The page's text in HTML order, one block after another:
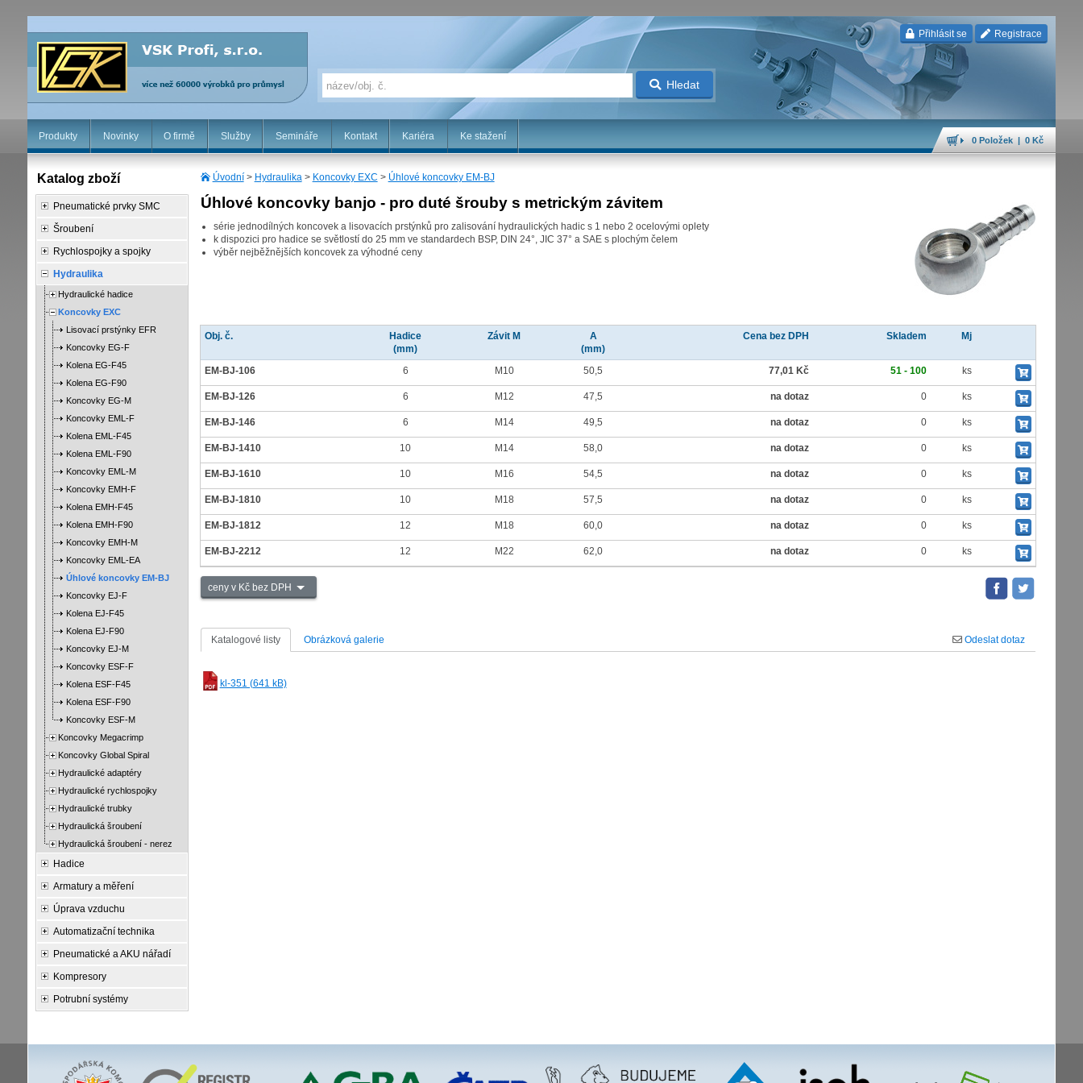
Přihlásit se Registrace
Hledat
Produkty Novinky O firmě Služby Semináře Kontakt Kariéra Ke stažení 0 Položek | 0 Kč
Úvodní> Hydraulika> Koncovky EXC > Úhlové koncovky EM-BJ
Úhlové koncovky banjo - pro duté šrouby s metrickým závitem
série jednodílných koncovek a lisovacích prstýnků pro zalisování hydraulických hadic s 1 nebo 2 ocelovými oplety
k dispozici pro hadice se světlostí do 25 mm ve standardech BSP, DIN 24°, JIC 37° a SAE s plochým čelem
výběr nejběžnějších koncovek za výhodné ceny
Obj. č.
Hadice
(mm)
Závit M
A
(mm)
Cena bez DPH Skladem Mj
EM-BJ-106 6 M10 50,5 77,01 Kč 51 - 100 ks
EM-BJ-126 6 M12 47,5 na dotaz 0 ks
EM-BJ-146 6 M14 49,5 na dotaz 0 ks
EM-BJ-1410 10 M14 58,0 na dotaz 0 ks
EM-BJ-1610 10 M16 54,5 na dotaz 0 ks
EM-BJ-1810 10 M18 57,5 na dotaz 0 ks
EM-BJ-1812 12 M18 60,0 na dotaz 0 ks
EM-BJ-2212 12 M22 62,0 na dotaz 0 ks
ceny v Kč bez DPH
Katalogové listy Obrázková galerie Odeslat dotaz
kl-351 (641 kB)
Katalog zboží
Pneumatické prvky SMC
Šroubení
Rychlospojky a spojky
Hydraulika
Hydraulické hadice
Koncovky EXC
Lisovací prstýnky EFR
Koncovky EG-F
Kolena EG-F45
Kolena EG-F90
Koncovky EG-M
Koncovky EML-F
Kolena EML-F45
Kolena EML-F90
Koncovky EML-M
Koncovky EMH-F
Kolena EMH-F45
Kolena EMH-F90
Koncovky EMH-M
Koncovky EML-EA
Úhlové koncovky EM-BJ
Koncovky EJ-F
Kolena EJ-F45
Kolena EJ-F90
Koncovky EJ-M
Koncovky ESF-F
Kolena ESF-F45
Kolena ESF-F90
Koncovky ESF-M
Koncovky Megacrimp
Koncovky Global Spiral
Hydraulické adaptéry
Hydraulické rychlospojky
Hydraulické trubky
Hydraulická šroubení
Hydraulická šroubení - nerez
Hadice
Armatury a měření
Úprava vzduchu
Automatizační technika
Pneumatické a AKU nářadí
Kompresory
Potrubní systémy